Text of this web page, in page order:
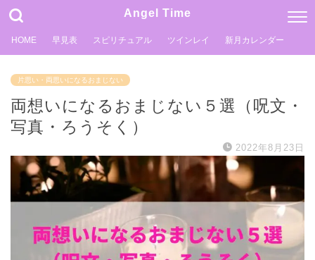
Angel Time
HOME 早見表 スピリチュアル ツインレイ 新月カレンダー
片思い・両思いになるおまじない
両想いになるおまじない５選（呪文・
写真・ろうそく）
2022年8月23日